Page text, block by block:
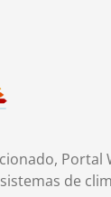
Portal
de